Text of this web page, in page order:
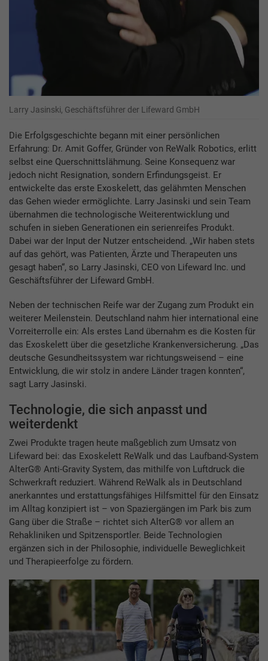
Larry Jasinski, Geschäftsführer der Lifeward GmbH
Die Erfolgsgeschichte begann mit einer persönlichen
Erfahrung: Dr. Amit Goffer, Gründer von ReWalk Robotics, erlitt
selbst eine Querschnittslähmung. Seine Konsequenz war
jedoch nicht Resignation, sondern Erfindungsgeist. Er
entwickelte das erste Exoskelett, das gelähmten Menschen
das Gehen wieder ermöglichte. Larry Jasinski und sein Team
übernahmen die technologische Weiterentwicklung und
schufen in sieben Generationen ein serienreifes Produkt.
Dabei war der Input der Nutzer entscheidend. „Wir haben stets
auf das gehört, was Patienten, Ärzte und Therapeuten uns
gesagt haben“, so Larry Jasinski, CEO von Lifeward Inc. und
Geschäftsführer der Lifeward GmbH.
Neben der technischen Reife war der Zugang zum Produkt ein
weiterer Meilenstein. Deutschland nahm hier international eine
Vorreiterrolle ein: Als erstes Land übernahm es die Kosten für
das Exoskelett über die gesetzliche Krankenversicherung. „Das
deutsche Gesundheitssystem war richtungsweisend – eine
Entwicklung, die wir stolz in andere Länder tragen konnten“,
sagt Larry Jasinski.
Technologie, die sich anpasst und
weiterdenkt
Zwei Produkte tragen heute maßgeblich zum Umsatz von
Lifeward bei: das Exoskelett ReWalk und das Laufband-System
AlterG® Anti-Gravity System, das mithilfe von Luftdruck die
Schwerkraft reduziert. Während ReWalk als in Deutschland
anerkanntes und erstattungsfähiges Hilfsmittel für den Einsatz
im Alltag konzipiert ist – von Spaziergängen im Park bis zum
Gang über die Straße – richtet sich AlterG® vor allem an
Rehakliniken und Spitzensportler. Beide Technologien
ergänzen sich in der Philosophie, individuelle Beweglichkeit
und Therapieerfolge zu fördern.